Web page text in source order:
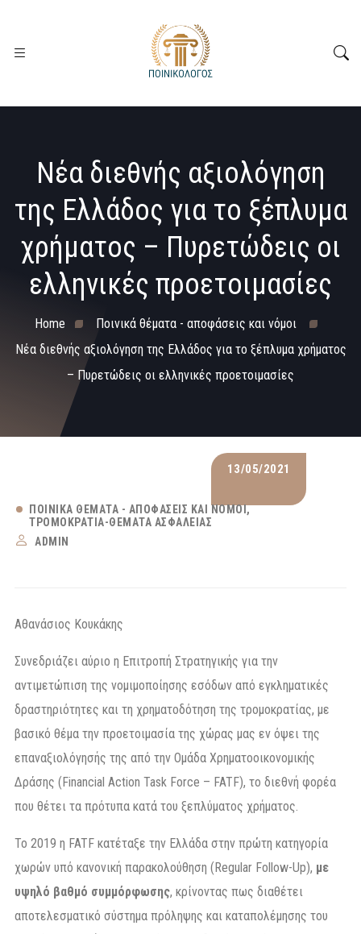
Νέα διεθνής αξιολόγηση
της Ελλάδος για το ξέπλυμα
χρήματος – Πυρετώδεις οι
ελληνικές προετοιμασίες
Home
Ποινικά θέματα - αποφάσεις και νόμοι
Νέα διεθνής αξιολόγηση της Ελλάδος για το ξέπλυμα χρήματος
– Πυρετώδεις οι ελληνικές προετοιμασίες
13/05/2021
ΠΟΙΝΙΚΆ ΘΈΜΑΤΑ - ΑΠΟΦΆΣΕΙΣ ΚΑΙ ΝΌΜΟΙ
ΤΡΟΜΟΚΡΑΤΊΑ-ΘΈΜΑΤΑ ΑΣΦΆΛΕΙΑΣ
ADMIN
Αθανάσιος Κουκάκης
Συνεδριάζει αύριο η Επιτροπή Στρατηγικής για την
αντιμετώπιση της νομιμοποίησης εσόδων από εγκληματικές
δραστηριότητες και τη χρηματοδότηση της τρομοκρατίας, με
βασικό θέμα την προετοιμασία της χώρας μας εν όψει της
επαναξιολόγησής της από την Ομάδα Χρηματοοικονομικής
Δράσης (Financial Action Task Force – FATF), το διεθνή φορέα
που θέτει τα πρότυπα κατά του ξεπλύματος χρήματος.
Το 2019 η FATF κατέταξε την Ελλάδα στην πρώτη κατηγορία
χωρών υπό κανονική παρακολούθηση (Regular Follow-Up), με
υψηλό βαθμό συμμόρφωσης, κρίνοντας πως διαθέτει
αποτελεσματικό σύστημα πρόληψης και καταπολέμησης του